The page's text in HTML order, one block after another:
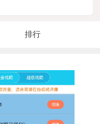
排行